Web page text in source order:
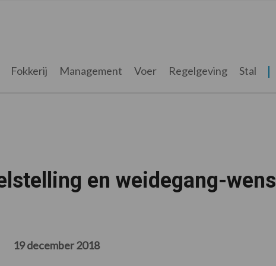
Fokkerij Management Voer Regelgeving Stal
en weidegang-wens
19 december 2018